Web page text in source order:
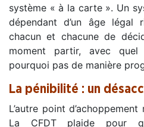
système « à la carte ». Un
dépendant d’un âge légal
chacun et chacune de
moment partir, avec
pourquoi pas de manière
La pénibilité : un
L’autre point
La CFDT plaide pour